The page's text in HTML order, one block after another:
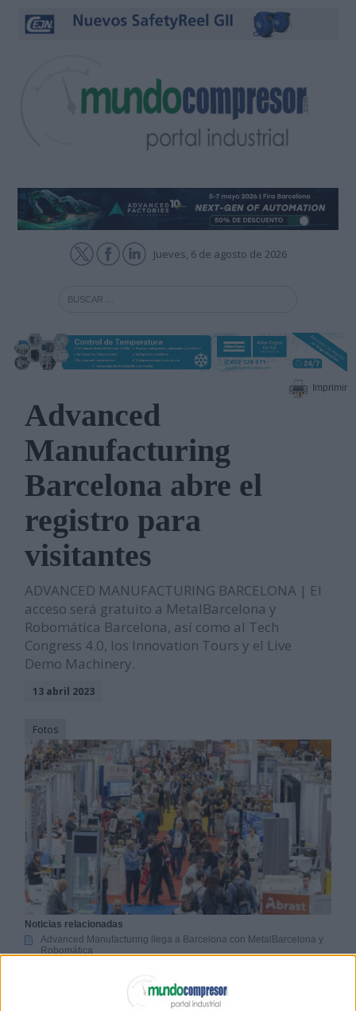
Jueves, 6 de agosto de 2026
Imprimir
Advanced
Manufacturing
Barcelona abre el
registro para
visitantes
ADVANCED MANUFACTURING BARCELONA | El
acceso será gratuito a MetalBarcelona y
Robomática Barcelona, así como al Tech
Congress 4.0, los Innovation Tours y el Live
Demo Machinery.
13 abril 2023
Fotos
Noticias relacionadas
Advanced Manufacturing llega a Barcelona con MetalBarcelona y
Robomática
Las siete tendencias clave de la industria del metal